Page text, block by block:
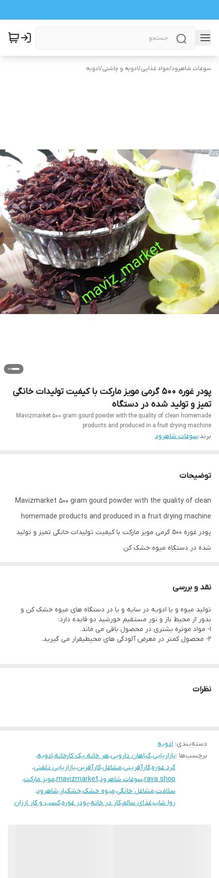
سوغات شاهرود/مواد غذایی/ادویه و چاشنی/ادویه
پودر غوره 500 گرمی مویز مارکت با کیفیت تولیدات خانگی
تمیز و تولید شده در دستگاه
Mavizmarket 500 gram gourd powder with the quality of clean homemade
products and produced in a fruit drying machine
برند:سوغات شاهرود
توضیحات
Mavizmarket 500 gram gourd powder with the quality of clean
homemade products and produced in a fruit drying machine
پودر غوره 500 گرمی مویز مارکت با کیفیت تولیدات خانگی تمیز و تولید
شده در دستگاه میوه خشک کن
نقد و بررسی
تولید میوه و یا ادویه در سایه و یا در دستگاه های میوه خشک کن و
بدور از محیط باز و نور مستقیم خورشید دو فایده دارد:
1- مواد موثره بشتری در محصول باقی می ماند.
2- محصول کمتر در معرض آلودگی های محیطیقرار می گیرید.
نظرات
دسته‌بندی: ادویه
برچسب‌ها :بازاریابی،گیاهان دارویی،هر خانه یک کارخانه،ادویه،
گرد غوره،کارآفرینی،مشاغل،کارآفرین،بازاریابی تلفنی،
rava shop،سوغات شاهرود،mavizmarket،مویز مارکت،
سلامت،مشاغل خانگی،میوه خشک،خشکبار،شاهرود،
روا شاپ،غذای سالم،کار در خانه،پودر غوره،کسب و کار ارزان